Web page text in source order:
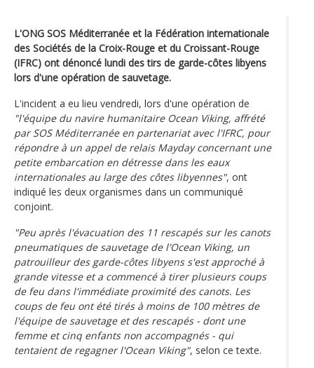
L'ONG SOS Méditerranée et la Fédération internationale
des Sociétés de la Croix-Rouge et du Croissant-Rouge
(IFRC) ont dénoncé lundi des tirs de garde-côtes libyens
lors d'une opération de sauvetage.
L'incident a eu lieu vendredi, lors d'une opération de
"l'équipe du navire humanitaire Ocean Viking, affrété
par SOS Méditerranée en partenariat avec l'IFRC, pour
répondre à un appel de relais Mayday concernant une
petite embarcation en détresse dans les eaux
internationales au large des côtes libyennes", ont
indiqué les deux organismes dans un communiqué
conjoint.
"Peu après l'évacuation des 11 rescapés sur les canots
pneumatiques de sauvetage de l'Ocean Viking, un
patrouilleur des garde-côtes libyens s'est approché à
grande vitesse et a commencé à tirer plusieurs coups
de feu dans l'immédiate proximité des canots. Les
coups de feu ont été tirés à moins de 100 mètres de
l'équipe de sauvetage et des rescapés - dont une
femme et cinq enfants non accompagnés - qui
tentaient de regagner l'Ocean Viking", selon ce texte.